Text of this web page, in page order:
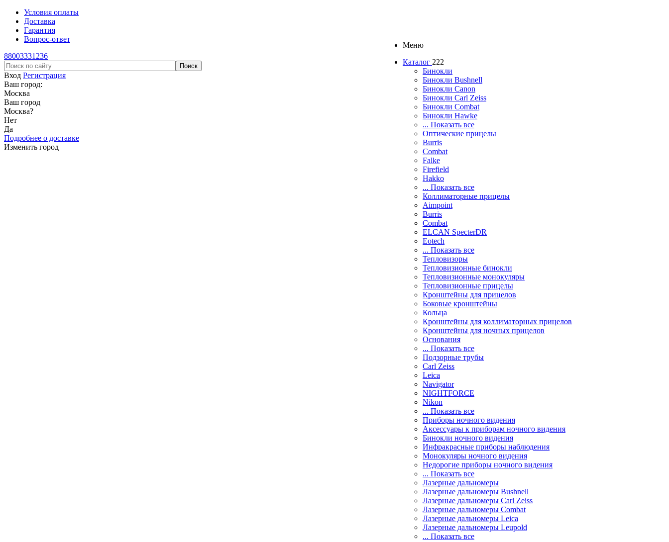
Условия оплаты
Доставка
Гарантия
Вопрос-ответ
88003331236
Вход Регистрация
Ваш город:
Москва
Ваш город
Москва?
Нет
Да
Подробнее о доставке
Изменить город
Меню
Каталог 222
Бинокли
Бинокли Bushnell
Бинокли Canon
Бинокли Carl Zeiss
Бинокли Combat
Бинокли Hawke
... Показать все
Оптические прицелы
Burris
Combat
Falke
Firefield
Hakko
... Показать все
Коллиматорные прицелы
Aimpoint
Burris
Combat
ELCAN SpecterDR
Eotech
... Показать все
Тепловизоры
Тепловизионные бинокли
Тепловизионные монокуляры
Тепловизионные прицелы
Кронштейны для прицелов
Боковые кронштейны
Кольца
Кронштейны для коллиматорных прицелов
Кронштейны для ночных прицелов
Основания
... Показать все
Подзорные трубы
Carl Zeiss
Leica
Navigator
NIGHTFORCE
Nikon
... Показать все
Приборы ночного видения
Аксессуары к приборам ночного видения
Бинокли ночного видения
Инфракрасные приборы наблюдения
Монокуляры ночного видения
Недорогие приборы ночного видения
... Показать все
Лазерные дальномеры
Лазерные дальномеры Bushnell
Лазерные дальномеры Carl Zeiss
Лазерные дальномеры Combat
Лазерные дальномеры Leica
Лазерные дальномеры Leupold
... Показать все